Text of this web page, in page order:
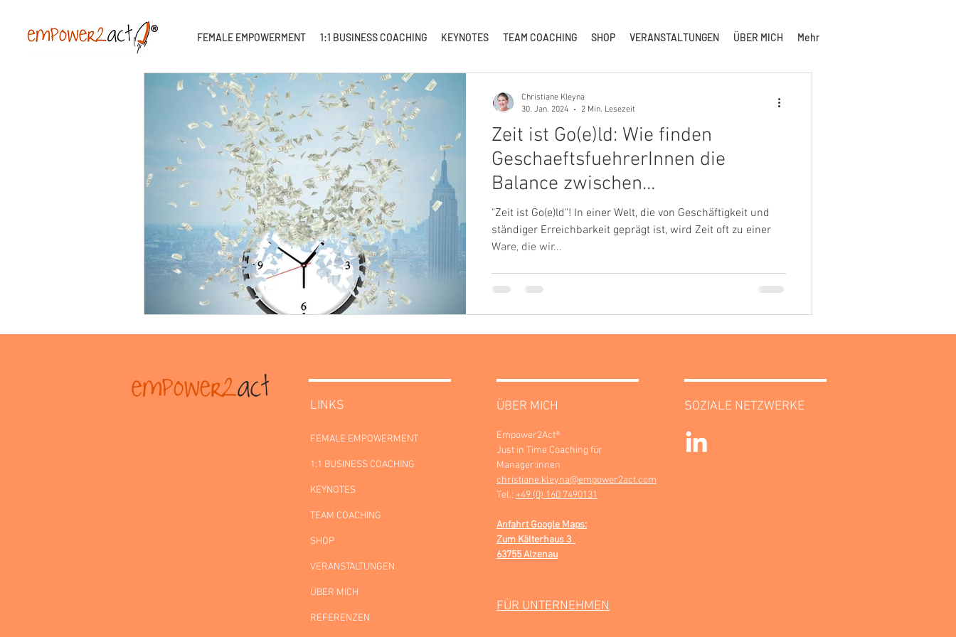
FEMALE EMPOWERMENT 1:1 BUSINESS COACHING KEYNOTES TEAM COACHING SHOP VERANSTALTUNGEN ÜBER MICH Mehr
Zeit ist Go(e)ld: Wie finden
GeschaeftsfuehrerInnen die
Balance zwischen
Fuehrungsaufgaben und
Erholung?
"Zeit ist Go(e)ld"! In einer Welt, die von Geschäftigkeit und
ständiger Erreichbarkeit geprägt ist, wird Zeit oft zu einer
Ware, die wir...
Christiane Kleyna
30. Jan. 2024
2 Min. Lesezeit
LINKS
FEMALE EMPOWERMENT
1:1 BUSINESS COACHING
KEYNOTES
TEAM COACHING
SHOP
VERANSTALTUNGEN
ÜBER MICH
REFERENZEN
ÜBER MICH
Empower2Act®
Just in Time Coaching für
Manager:innen
christiane.kleyna@empower2act.com
Tel.: +49 (0) 160 7490131
Anfahrt Google Maps:
Zum Kälterhaus 3
63755 Alzenau
SOZIALE NETZWERKE
FÜR UNTERNEHMEN